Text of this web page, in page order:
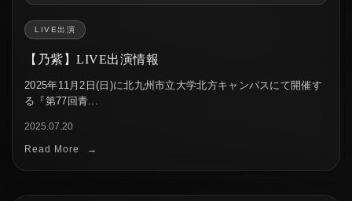
LIVE出演
【乃紫】LIVE出演情報
2025年11月2日(日)に北九州市立大学北方キャンパスにて開催す
る『第77回青...
2025.07.20
Read More →